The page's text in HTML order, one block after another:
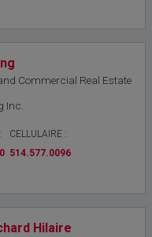
Commercial Real Estate
Inc.
CELLULAIRE :
514.577.0096
Hilaire